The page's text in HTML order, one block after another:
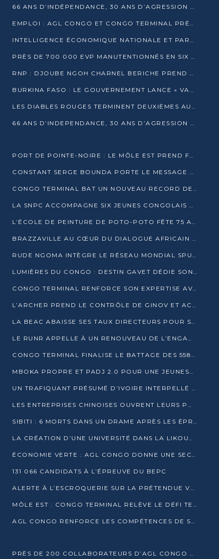
66 ANS D’INDÉPENDANCE, 30 ANS D’AGRESSION RWANDAISE : 4 PRÉSIDENCES, UN ÉCHEC COLLECTIF
EMPLOI : AGL CONGO ET CONGO TERMINAL PRÉSÉLECTIONNENT PLUS DE 70 JEUNES À POINTE-NOIRE
INTELLIGENCE ÉCONOMIQUE NATIONALE ET PARTENARIATS INTERNATIONAUX : VERS UNE DOCTRINE SOUVERAINE DE SÉCURITÉ ÉCONOMIQUE
PRÈS DE 700 000 EVP MANUTENTIONNÉS EN SIX MOIS PAR CONGO TERMINAL
RNP : DJOUBE NGOH CHARNEL BERICHE PREND LES RÊNES DU PARTI
BURKINA FASO : LE GOUVERNEMENT LANCE « VACANCES UTILES 2026 » POUR FORMER LES ÉLÈVES À 15 MÉTIERS
LES DIABLES ROUGES TERMINENT DEUXIÈMES AU CHAMPIONNAT D’AFRIQUE ZONE 3
66 ANS D’INDEPENDANCE, 30 ANS D’AGRESSION RWAN DAISE : 4 PRESIDENCES, UN ECHEC COLLECTIF
PORT DE POINTE-NOIRE : LE MÔLE EST PREND FORME ET VISE LES GÉANTS DES MERS
CONSTANT SERGE BOUNDA PORTE LE MESSAGE DE COMPASSION DE DENIS SASSOU NGUESSO EN IRAN
CONGO TERMINAL BAT UN NOUVEAU RECORD DE PRODUCTIVITÉ AU PORT DE POINTE-NOIRE
LA SNPC ACCOMPAGNE SIX JEUNES CONGOLAIS AUX OLYMPIADES PANAFRICAINES DE MATHÉMATIQUES
L’ÉCOLE DE PEINTURE DE POTO-POTO FÊTE 75 ANS AU SERVICE DE L’ART CONGOLAIS
BRAZZAVILLE AU CŒUR DU DIALOGUE AFRICAIN SUR LES OBJECTIFS DE DÉVELOPPEMENT DURABLE
RUDE NGOMA INTÈGRE LE RÉSEAU MONDIAL SPUTNIK PRO APRÈS UNE FORMATION À MOSCOU
LUMIÈRES DU CONGO : DESTIN GAVET DÉDIE SON PRIX À L’UNITÉ NATIONALE ET À LA JEUNESSE
CONGO TERMINAL RENFORCE SON EXPERTISE AVEC NEUF NOUVEAUX FORMATEURS EN ENGINS PORTUAIRES
L’ARCHER PREND LE CONTRÔLE DE GINOV ET ACCÉLÈRE SON VIRAGE NUMÉRIQUE
LA BEAC ABAISSE SES TAUX DIRECTEURS POUR SOUTENIR LA CROISSANCE EN ZONE CEMAC
LE RUNR APPELLE À UN RENOUVEAU DE L’ENGAGEMENT MILITANT
CONGO TERMINAL FINALISE LE BATTAGE DES 558 PIEUX DU FUTUR QUAI DU MÔLE EST
MBOKA PROPRE ET PADJ 2.0 POUR UNE JEUNESSE PLUS AUTONOME
UN TRAFIQUANT PRÉSUMÉ D’IVOIRE INTERPELLÉ À DOLISIE
LES ENTREPRISES CHINOISES OUVRENT LEURS PORTES AUX JEUNES DIPLÔMÉS
SIBITI : 6 MORTS DANS UN DRAME APRÈS LES ÉPREUVES DU BEPC
LA CRÉATION D’UNE UNIVERSITÉ DANS LA LIKOUALA AU CŒUR D’UNE RÉFLEXION NATIONALE
ÉCONOMIE VERTE : AGL CONGO DONNE UNE SECONDE VIE À SES DÉCHETS INDUSTRIELS
131 066 CANDIDATS À L’ÉPREUVE DU BEPC
ALERTE À L’ESCROQUERIE SUR LA PRÉTENDUE VENTE DE PARCELLES AFAT
MÔLE EST : CONGO TERMINAL RELÈVE LE DÉFI TECHNIQUE DES SABLES BITUMINEUX
AGL CONGO RENFORCE LES COMPÉTENCES DE SES ÉQUIPES AVEC LA CERTIFICATION CACES® R483
PRÈS DE 200 COLLABORATEURS D’AGL CONGO EN FORMATION JUSQU’EN JUILLET